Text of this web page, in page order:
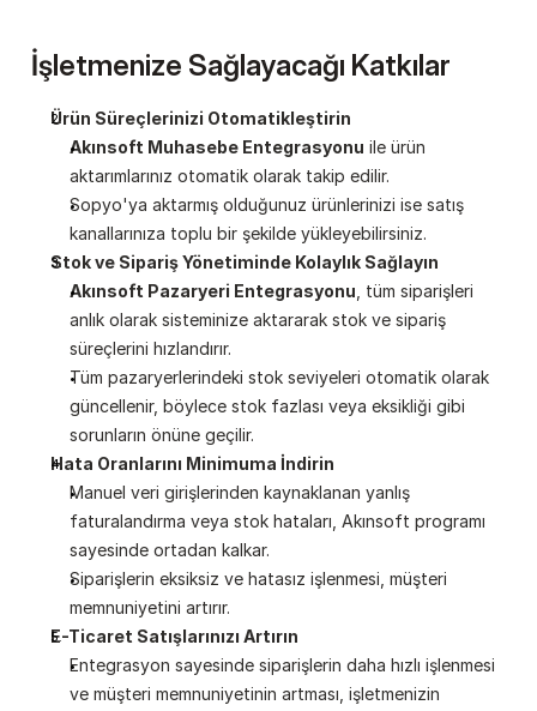
İşletmenize Sağlayacağı Katkılar
Ürün Süreçlerinizi Otomatikleştirin
Akınsoft Muhasebe Entegrasyonu ile ürün
aktarımlarınız otomatik olarak takip edilir.
Sopyo'ya aktarmış olduğunuz ürünlerinizi ise satış
kanallarınıza toplu bir şekilde yükleyebilirsiniz.
Stok ve Sipariş Yönetiminde Kolaylık Sağlayın
Akınsoft Pazaryeri Entegrasyonu , tüm siparişleri
anlık olarak sisteminize aktararak stok ve sipariş
süreçlerini hızlandırır.
Tüm pazaryerlerindeki stok seviyeleri otomatik olarak
güncellenir, böylece stok fazlası veya eksikliği gibi
sorunların önüne geçilir.
Hata Oranlarını Minimuma İndirin
Manuel veri girişlerinden kaynaklanan yanlış
faturalandırma veya stok hataları, Akınsoft programı
sayesinde ortadan kalkar.
Siparişlerin eksiksiz ve hatasız işlenmesi, müşteri
memnuniyetini artırır.
E-Ticaret Satışlarınızı Artırın
Entegrasyon sayesinde siparişlerin daha hızlı işlenmesi
ve müşteri memnuniyetinin artması, işletmenizin